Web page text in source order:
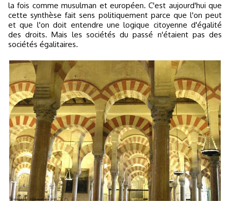
la fois comme musulman et européen. C'est aujourd'hui que
cette synthèse fait sens politiquement parce que l'on peut
et que l'on doit entendre une logique citoyenne d'égalité
des droits. Mais les sociétés du passé n'étaient pas des
sociétés égalitaires.